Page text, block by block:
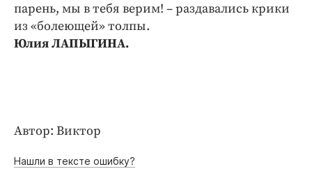
парень, мы в тебя верим! – раздавались крики
из «болеющей» толпы.
Юлия ЛАПЫГИНА.
Автор: Виктор
Нашли в тексте ошибку?